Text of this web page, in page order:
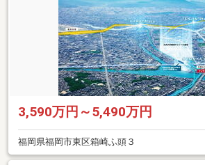
3,590万円～5,490万円
福岡県福岡市東区箱崎ふ頭３